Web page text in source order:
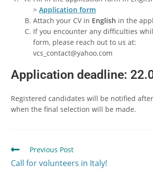
>Application form
Attach your CV in English in the
If you encounter any difficulties
form, please reach out to us at:
vcs_contact@yahoo.com
Application deadline:
Registered candidates will be notified
when the final selection will be made.
Previous Post
Call for volunteers in Italy!